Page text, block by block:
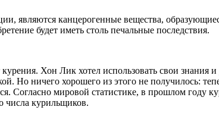
являются канцерогенные вещества,
будет иметь столь печальные последствия.
Хон Лик хотел использовать свои знания
Но ничего хорошего из этого не получилось:
Согласно мировой статистике, в прошлом году
числа курильщиков.